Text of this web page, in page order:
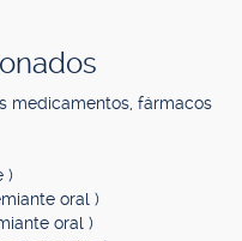
medicamentos, fármacos
)
oral )
oral )